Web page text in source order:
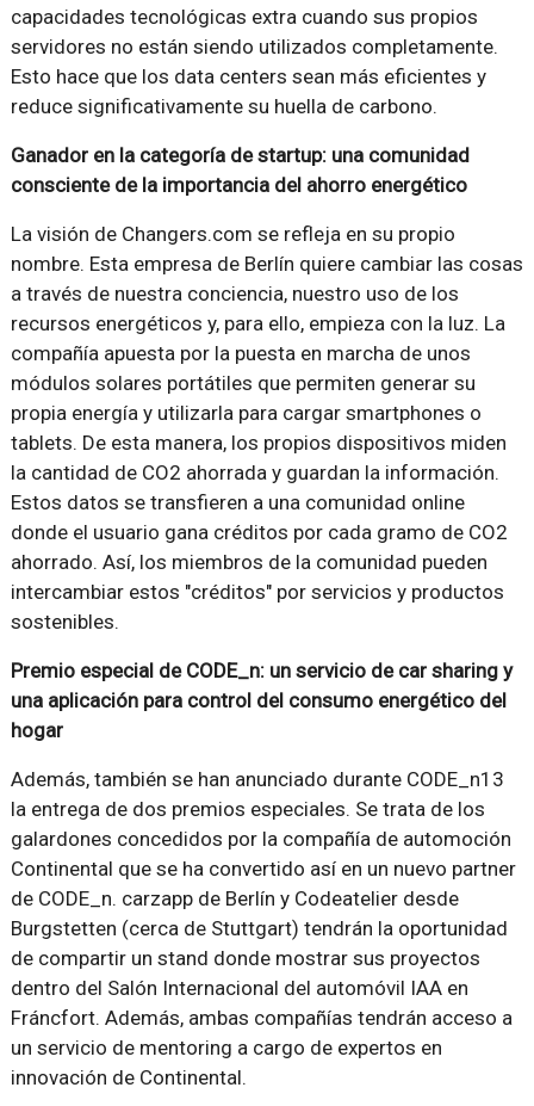
capacidades tecnológicas extra cuando sus propios
servidores no están siendo utilizados completamente.
Esto hace que los data centers sean más eficientes y
reduce significativamente su huella de carbono.
Ganador en la categoría de startup: una comunidad
consciente de la importancia del ahorro energético
La visión de Changers.com se refleja en su propio
nombre. Esta empresa de Berlín quiere cambiar las cosas
a través de nuestra conciencia, nuestro uso de los
recursos energéticos y, para ello, empieza con la luz. La
compañía apuesta por la puesta en marcha de unos
módulos solares portátiles que permiten generar su
propia energía y utilizarla para cargar smartphones o
tablets. De esta manera, los propios dispositivos miden
la cantidad de CO2 ahorrada y guardan la información.
Estos datos se transfieren a una comunidad online
donde el usuario gana créditos por cada gramo de CO2
ahorrado. Así, los miembros de la comunidad pueden
intercambiar estos "créditos" por servicios y productos
sostenibles.
Premio especial de CODE_n: un servicio de car sharing y
una aplicación para control del consumo energético del
hogar
Además, también se han anunciado durante CODE_n13
la entrega de dos premios especiales. Se trata de los
galardones concedidos por la compañía de automoción
Continental que se ha convertido así en un nuevo partner
de CODE_n. carzapp de Berlín y Codeatelier desde
Burgstetten (cerca de Stuttgart) tendrán la oportunidad
de compartir un stand donde mostrar sus proyectos
dentro del Salón Internacional del automóvil IAA en
Fráncfort. Además, ambas compañías tendrán acceso a
un servicio de mentoring a cargo de expertos en
innovación de Continental.